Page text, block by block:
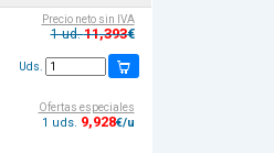
Precio neto sin IVA
1 ud.11,393€
Uds.
Ofertas especiales
1 uds. 9,928€/u